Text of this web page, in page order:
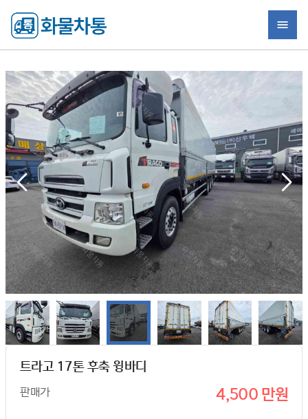
트라고 17톤 후축 윙바디
판매가 4,500 만원